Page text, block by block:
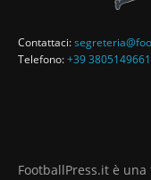
Contattaci:
Telefono:+39 3805149661
FootballPress.it è